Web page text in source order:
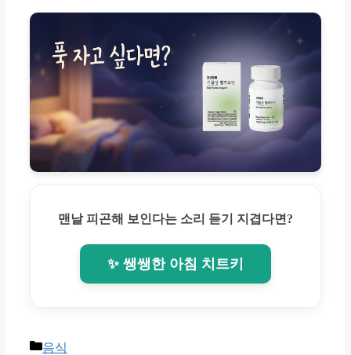
맨날 피곤해 보인다는 소리 듣기 지겹다면?
✨ 쌩쌩한 아침 치트키
Categories
음식